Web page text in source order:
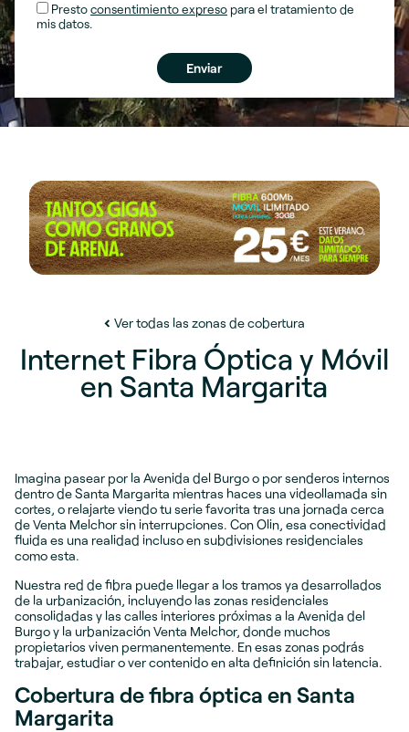
Prestoconsentimiento expreso para el tratamiento de
mis datos.
Ver todas las zonas de cobertura
Internet Fibra Óptica y Móvil
en Santa Margarita
Imagina pasear por la Avenida del Burgo o por senderos internos
dentro de Santa Margarita mientras haces una videollamada sin
cortes, o relajarte viendo tu serie favorita tras una jornada cerca
de Venta Melchor sin interrupciones. Con Olin, esa conectividad
fluida es una realidad incluso en subdivisiones residenciales
como esta.
Nuestra red de fibra puede llegar a los tramos ya desarrollados
de la urbanización, incluyendo las zonas residenciales
consolidadas y las calles interiores próximas a la Avenida del
Burgo y la urbanización Venta Melchor, donde muchos
propietarios viven permanentemente. En esas zonas podrás
trabajar, estudiar o ver contenido en alta definición sin latencia.
Cobertura de fibra óptica en Santa
Margarita